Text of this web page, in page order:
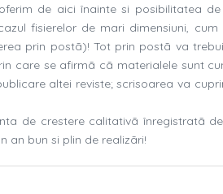
de aici înainte si posibilitatea
fisierelor de mari dimensiuni,
prin postã)! Tot prin postã va
care se afirmã cã materialele sunt
altei reviste; scrisoarea va
de crestere calitativã înregistratã
an bun si plin de realizãri!